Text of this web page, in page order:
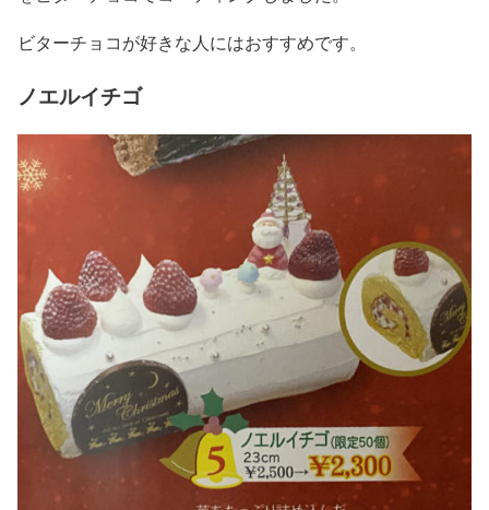
ビターチョコが好きな人にはおすすめです。
ノエルイチゴ